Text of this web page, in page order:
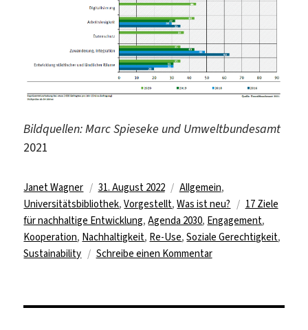
Bildquellen: Marc Spieseke und Umweltbundesamt
2021
Autor
Janet Wagner
Veröffentlicht
am
31. August 2022 Kategorien
Allgemein,
Universitätsbibliothek,Vorgestellt,Was ist neu? Schlagwörter
17 Ziele
für nachhaltige Entwicklung,Agenda 2030, Engagement,
Kooperation, Nachhaltigkeit, Re-Use,Soziale Gerechtigkeit,
Sustainability
Schreibe einen Kommentarzu
Wegwerfen“